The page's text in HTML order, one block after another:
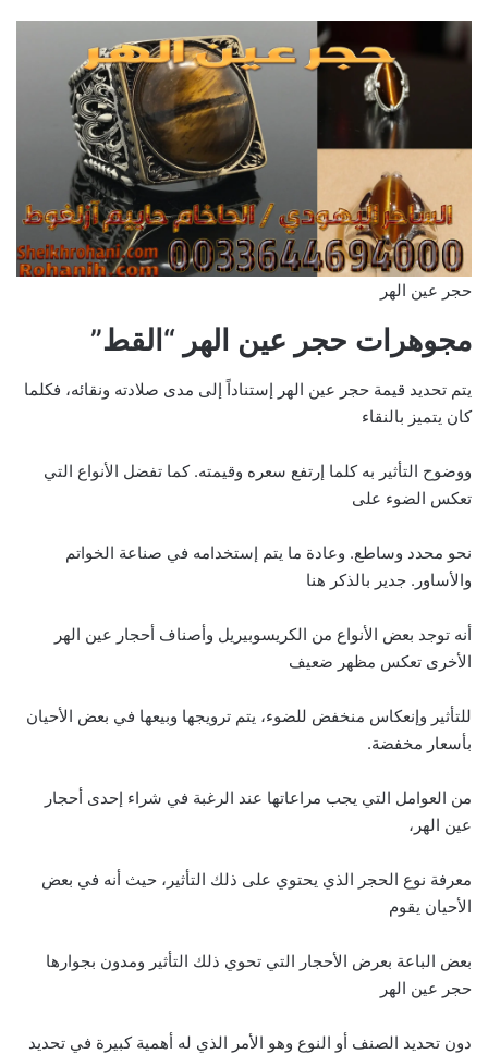
حجر عين الهر
مجوهرات حجر عين الهر “القط”
يتم تحديد قيمة حجر عين الهر إستناداً إلى مدى صلادته ونقائه، فكلما
كان يتميز بالنقاء
ووضوح التأثير به كلما إرتفع سعره وقيمته. كما تفضل الأنواع التي
تعكس الضوء على
نحو محدد وساطع. وعادة ما يتم إستخدامه في صناعة الخواتم
والأساور. جدير بالذكر هنا
أنه توجد بعض الأنواع من الكريسوبيريل وأصناف أحجار عين الهر
الأخرى تعكس مظهر ضعيف
للتأثير وإنعكاس منخفض للضوء، يتم ترويجها وبيعها في بعض الأحيان
بأسعار مخفضة.
من العوامل التي يجب مراعاتها عند الرغبة في شراء إحدى أحجار
عين الهر،
معرفة نوع الحجر الذي يحتوي على ذلك التأثير، حيث أنه في بعض
الأحيان يقوم
بعض الباعة بعرض الأحجار التي تحوي ذلك التأثير ومدون بجوارها
حجر عين الهر
دون تحديد الصنف أو النوع وهو الأمر الذي له أهمية كبيرة في تحديد